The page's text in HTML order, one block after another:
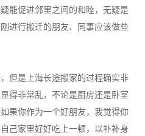
能促进邻里之间的和睦，无疑是
进行搬迁的朋友、同事应该做些
是上海长途搬家的过程确实非
得非常乱，不论是厨房还是卧室
果你作为一个好朋友，我觉得你
己家里好好吃上一顿，以补补身